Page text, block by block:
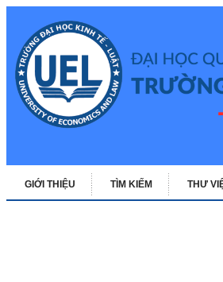
GIỚI THIỆU TÌM KIẾM THƯ